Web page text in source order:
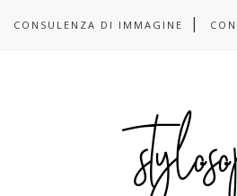
CONSULENZA DI IMMAGINE